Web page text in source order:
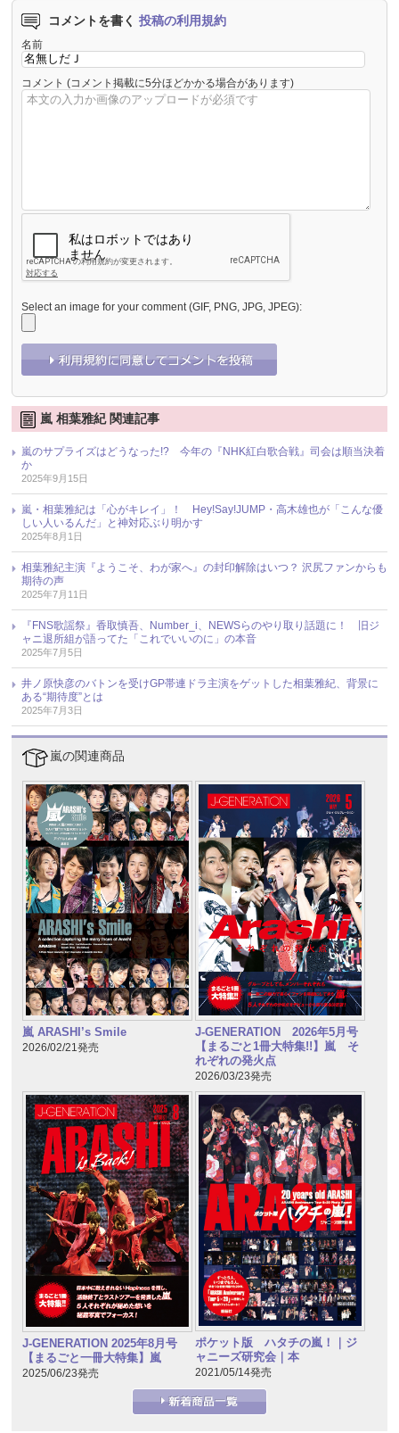
コメントを書く 投稿の利用規約
名前
コメント (コメント掲載に5分ほどかかる場合があります)
Select an image for your comment (GIF, PNG, JPG, JPEG):
嵐 相葉雅紀 関連記事
嵐のサプライズはどうなった!? 今年の『NHK紅白歌合戦』司会は順当決着
か
2025年9月15日
嵐・相葉雅紀は「心がキレイ」！ Hey!Say!JUMP・高木雄也が「こんな優
しい人いるんだ」と神対応ぶり明かす
2025年8月1日
相葉雅紀主演『ようこそ、わが家へ』の封印解除はいつ？ 沢尻ファンからも
期待の声
2025年7月11日
『FNS歌謡祭』香取慎吾、Number_i、NEWSらのやり取り話題に！ 旧ジ
ャニ退所組が語ってた「これでいいのに」の本音
2025年7月5日
井ノ原快彦のバトンを受けGP帯連ドラ主演をゲットした相葉雅紀、背景に
ある“期待度”とは
2025年7月3日
嵐の関連商品
嵐 ARASHI’s Smile
2026/02/21発売
J-GENERATION 2026年5月号
【まるごと1冊大特集!!】嵐 そ
れぞれの発火点
2026/03/23発売
J-GENERATION 2025年8月号
【まるごと一冊大特集】嵐
2025/06/23発売
ポケット版 ハタチの嵐！｜ジ
ャニーズ研究会｜本
2021/05/14発売